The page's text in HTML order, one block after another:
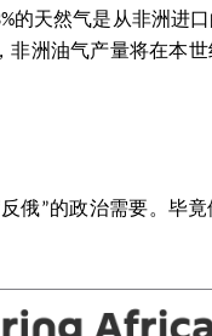
的天然气是从非洲进
洲油气产量将在本世
俄”的政治需要。毕竟